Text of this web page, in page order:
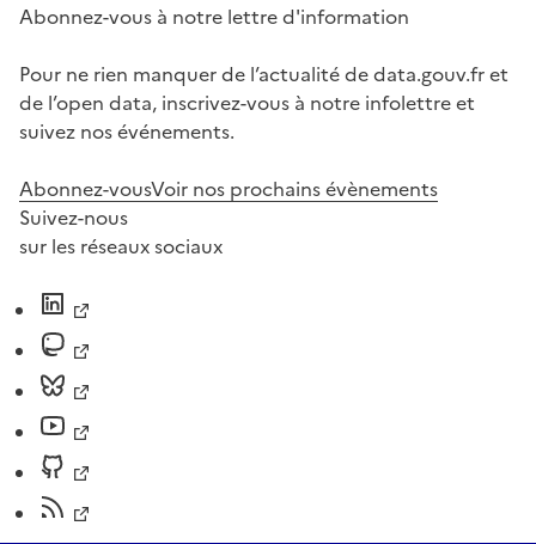
Abonnez-vous à notre lettre d'information
Pour ne rien manquer de l’actualité de data.gouv.fr et
de l’open data, inscrivez-vous à notre infolettre et
suivez nos événements.
Abonnez-vousVoir nos prochains évènements
Suivez-nous
sur les réseaux sociaux